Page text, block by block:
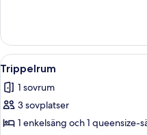
eller
tvåbäddsrum
Öppna
alla
foton
för
Trippelrum
4
Trippelrum
1 sovrum
3 sovplatser
1 enkelsäng och 1 queensize-